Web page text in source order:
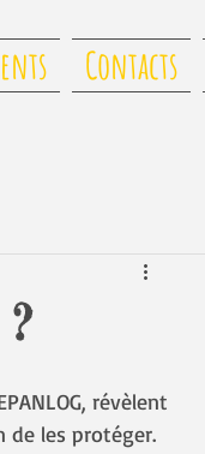
Contacts
révèlent
de les protéger.